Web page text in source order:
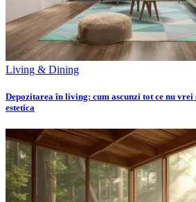
Living & Dining
Depozitarea în living: cum ascunzi tot ce nu vrei
estetica